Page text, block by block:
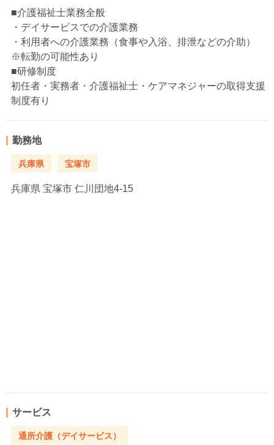
■介護福祉士業務全般
・デイサービスでの介護業務
・利用者への介護業務（食事や入浴、排泄などの介助）
※転勤の可能性あり
■研修制度
初任者・実務者・介護福祉士・ケアマネジャーの取得支援
制度有り
勤務地
兵庫県 宝塚市
兵庫県 宝塚市 仁川団地4-15
サービス
通所介護（デイサービス）